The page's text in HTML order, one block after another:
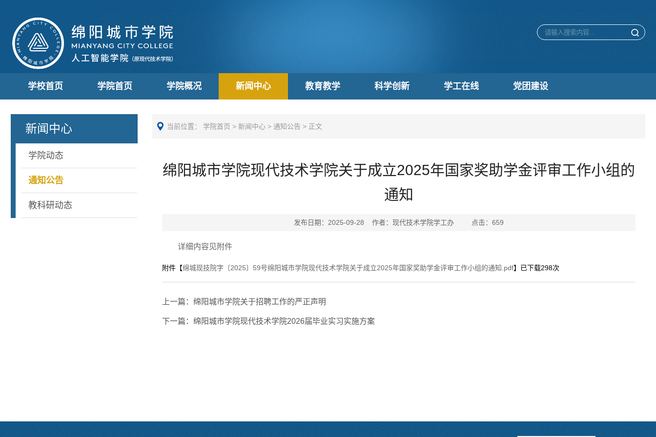
学校首页 学院首页 学院概况 新闻中心 教育教学 科学创新 学工在线 党团建设
新闻中心
学院动态
通知公告
教科研动态
当前位置： 学院首页 > 新闻中心 > 通知公告 > 正文
绵阳城市学院现代技术学院关于成立2025年国家奖助学金评审工作小组的
通知
发布日期：2025-09-28 作者：现代技术学院学工办 点击： 659
详细内容见附件
附件【绵城现技院字〔2025〕59号绵阳城市学院现代技术学院关于成立2025年国家奖助学金评审工作小组的通知.pdf】已下载298次
上一篇： 绵阳城市学院关于招聘工作的严正声明
下一篇： 绵阳城市学院现代技术学院2026届毕业实习实施方案